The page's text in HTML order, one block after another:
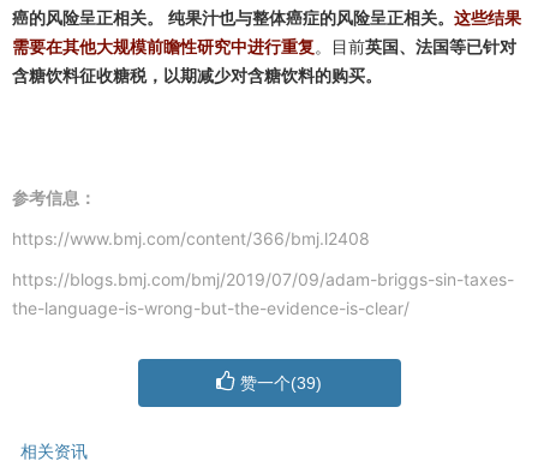
癌的风险呈正相关。
纯果汁也与整体癌症的风险呈正相关。 这些结果
需要在其他大规模前瞻性研究中进行重复。目前英国、法国等已针对
含糖饮料征收糖税，以期减少对含糖饮料的购买。
参考信息：
https://www.bmj.com/content/366/bmj.l2408
https://blogs.bmj.com/bmj/2019/07/09/adam-briggs-sin-taxes-
the-language-is-wrong-but-the-evidence-is-clear/
赞一个(39)
相关资讯